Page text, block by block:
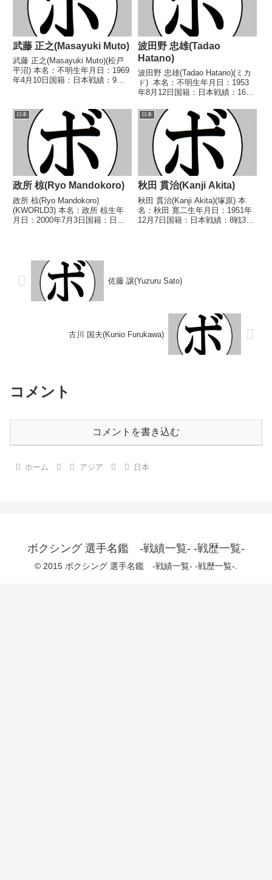
武藤 正之(Masayuki Muto)
武藤 正之(Masayuki Muto)(松戸
平沼) 本名：不明生年月日：1969
年4月10日国籍：日本戦績：9戦2
○1RKO 来間 健二(国
際)1992/05/09...
波田野 忠雄(Tadao
Hatano)
波田野 忠雄(Tadao Hatano)(ミカ
ド) 本名：不明生年月日：1953
年8月12日国籍：日本戦績：16戦
ル】なし 【戦歴】■1973年度東
日本スーパーバンタム級新人王予
選1973/07/...
日本
政所 椋(Ryo Mandokoro)
政所 椋(Ryo Mandokoro)
(KWORLD3) 本名：政所 椋生年
月日：2000年7月3日国籍：日本
2023/06/10 ○1...
日本
秋田 貫治(Kanji Akita)
秋田 貫治(Kanji Akita)(塚原) 本
名：秋田 寛二生年月日：1951年
12月7日国籍：日本戦績：8戦3勝
佐藤 譲(Yuzuru Sato)
古川 国夫(Kunio Furukawa)
コメント
コメントを書き込む
ホーム アジア 日本
ボクシング 選手名鑑 -戦績一覧- -戦歴一覧-
© 2015 ボクシング 選手名鑑 -戦績一覧- -戦歴一覧-.